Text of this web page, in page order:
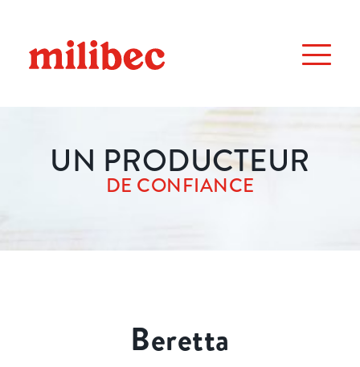
UN PRODUCTEUR
DE CONFIANCE
Beretta